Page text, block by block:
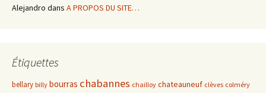
Alejandro dans A PROPOS DU SITE…
Étiquettes
bellary billy bourras chabannes chailloy chateauneuf clèves colméry